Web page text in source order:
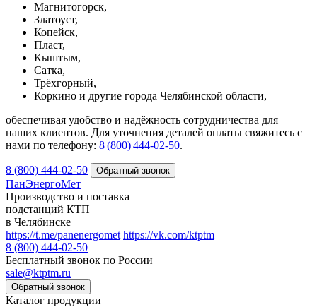
Магнитогорск,
Златоуст,
Копейск,
Пласт,
Кыштым,
Сатка,
Трёхгорный,
Коркино и другие города Челябинской области,
обеспечивая удобство и надёжность сотрудничества для
наших клиентов. Для уточнения деталей оплаты свяжитесь с
нами по телефону: 8 (800) 444‑02‑50.
8 (800) 444-02-50
ПанЭнергоМет
Производство и поставка
подстанций КТП
в Челябинске
https://t.me/panenergomet https://vk.com/ktptm
8 (800) 444-02-50
Бесплатный звонок по России
sale@ktptm.ru
Каталог продукции